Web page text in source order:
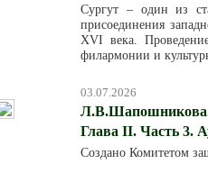
Сургут – один из
присоединения
XVI века.
филармонии и
03.07.2026
Л.В.Шапошникова.
Глава II. Часть 3.
Создано Комитетом